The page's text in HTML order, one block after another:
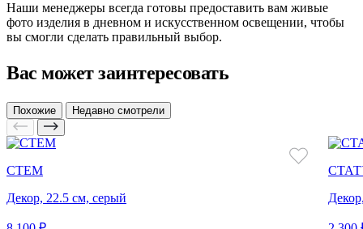
Наши менеджеры всегда готовы предоставить вам живые
фото изделия в дневном и искусственном освещении, чтобы
вы смогли сделать правильный выбор.
Вас может заинтересовать
Похожие Недавно смотрели
СТЕМ
Декор, 22.5 см, серый